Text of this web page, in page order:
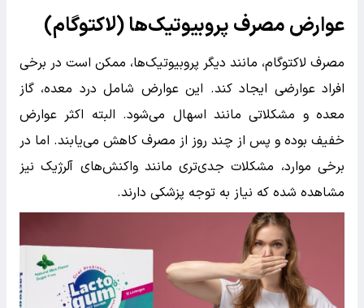
عوارض مصرف پروبیوتیک‌ها (لاکتوگام)
مصرف لاکتوگام، مانند دیگر پروبیوتیک‌ها، ممکن است در برخی
افراد عوارضی ایجاد کند. این عوارض شامل درد معده، گاز
معده و مشکلاتی مانند اسهال می‌شود. البته اکثر عوارض
خفیف بوده و پس از چند روز از مصرف کاهش می‌یابند. اما در
برخی موارد، مشکلات جدی‌تری مانند واکنش‌های آلرژیک نیز
مشاهده شده که نیاز به توجه پزشکی دارند.